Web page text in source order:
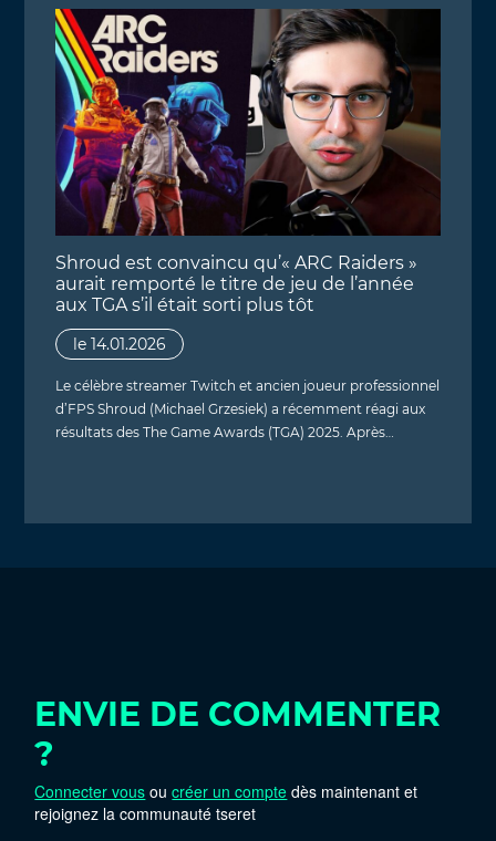
Shroud est convaincu qu’« ARC Raiders »
aurait remporté le titre de jeu de l’année
aux TGA s’il était sorti plus tôt
le 14.01.2026
Le célèbre streamer Twitch et ancien joueur professionnel
d’FPS Shroud (Michael Grzesiek) a récemment réagi aux
résultats des The Game Awards (TGA) 2025. Après…
ENVIE DE COMMENTER
?
Connecter vous oucréer un compte dès maintenant et
rejoignez la communauté tseret